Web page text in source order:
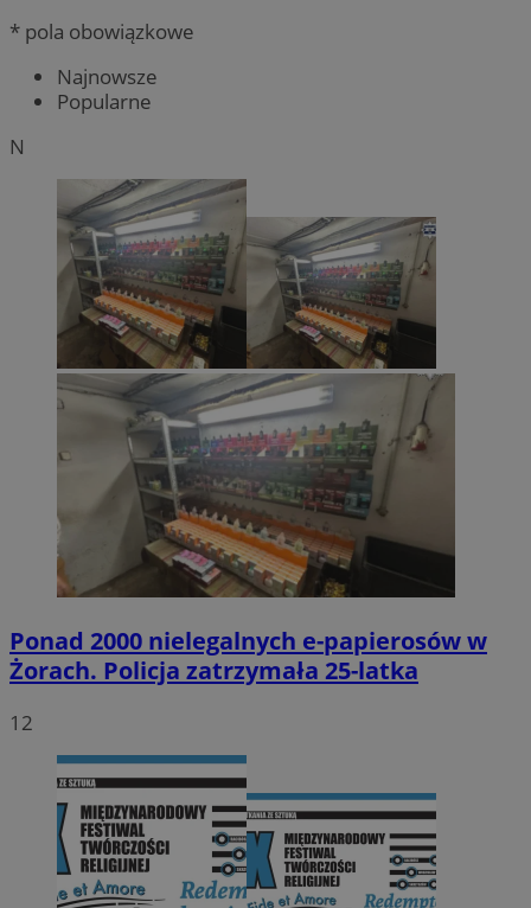
* pola obowiązkowe
Najnowsze
Popularne
N
Ponad 2000 nielegalnych e-papierosów w
Żorach. Policja zatrzymała 25-latka
12